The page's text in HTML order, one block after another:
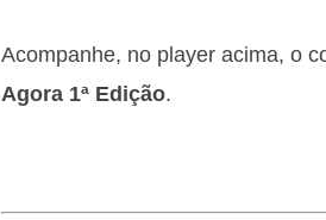
Acompanhe, no player acima, o
Agora 1ª Edição.